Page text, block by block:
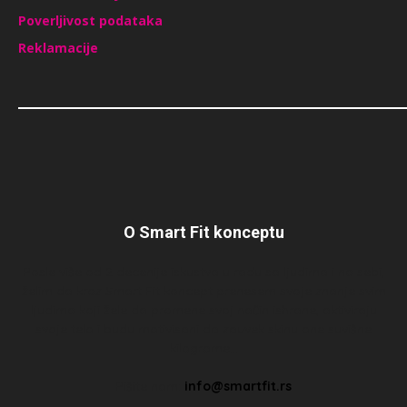
Poverljivost podataka
Reklamacije
O Smart Fit konceptu
info@smartfit.rs